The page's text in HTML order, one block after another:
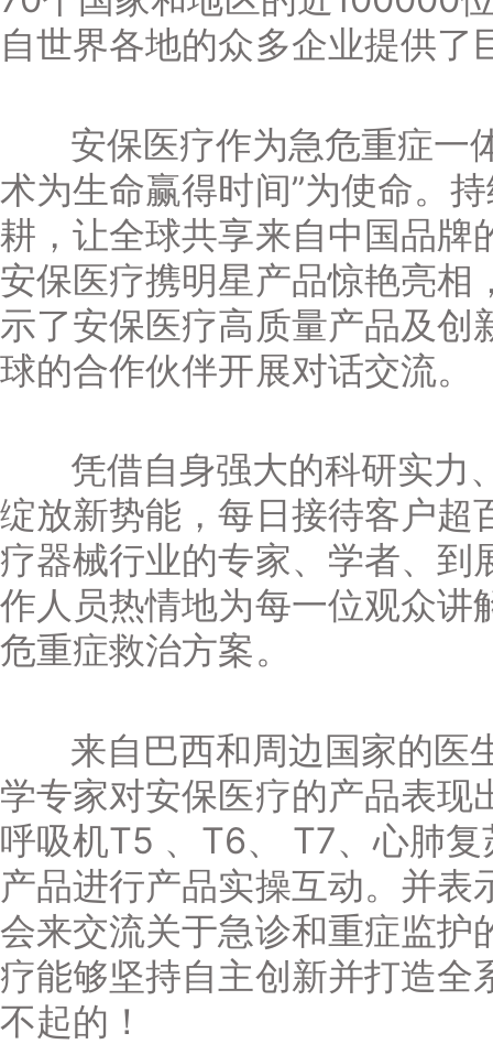
自世界各地的众多企业提供了
安保医疗作为急危重症一
术为生命赢得时间”为使命。
耕，让全球共享来自中国品牌
安保医疗携明星产品惊艳亮相
示了安保医疗高质量产品及创
球的合作伙伴开展对话交流。
凭借自身强大的科研实力
绽放新势能，每日接待客户超
疗器械行业的专家、学者、到
作人员热情地为每一位观众讲
危重症救治方案。
来自巴西和周边国家的医
学专家对安保医疗的产品表现
呼吸机T5 、T6、 T7、心肺
产品进行产品实操互动。并表
会来交流关于急诊和重症监护
疗能够坚持自主创新并打造全
不起的！